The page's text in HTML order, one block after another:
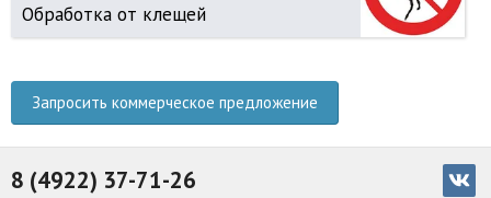
Обработка от клещей
Запросить коммерческое предложение
8 (4922) 37-71-26